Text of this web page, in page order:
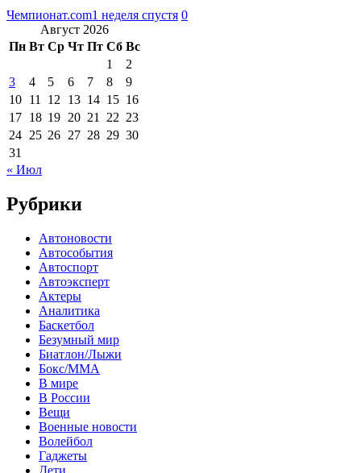
Чемпионат.com1 неделя спустя 0
Август 2026
Пн Вт Ср Чт Пт Сб Вс
1
2
3
4 5 6 7 8
9
10 11 12 13 14 15 16
17 18 19 20 21 22 23
24 25 26 27 28 29 30
31
« Июл
Рубрики
Автоновости
Автособытия
Автоспорт
Автоэксперт
Актеры
Аналитика
Баскетбол
Безумный мир
Биатлон/Лыжи
Бокс/MMA
В мире
В России
Вещи
Военные новости
Волейбол
Гаджеты
Дети